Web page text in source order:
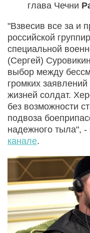
глава Чечни
"Взвесив все за и
российской
специальной
(Сергей)
выбор между
громких
жизней солдат.
без возможности
подвоза
надежного тыла",
канале.